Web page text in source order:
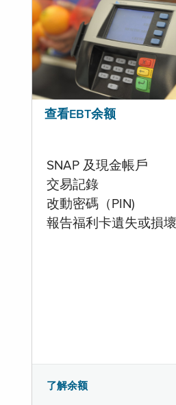
查看EBT余额
SNAP 及現金帳戶
交易記錄
改動密碼（PIN)
報告福利卡遺失或損壞
了解余额